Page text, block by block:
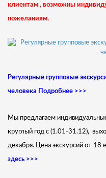
клиентам , возможны
пожеланиям.
Регулярные групповые
человека Подробнее >>>
Мы предлагаем
круглый год с (1.01-31.12),
декабря. Цена экскурсий от 18
здесь >>>